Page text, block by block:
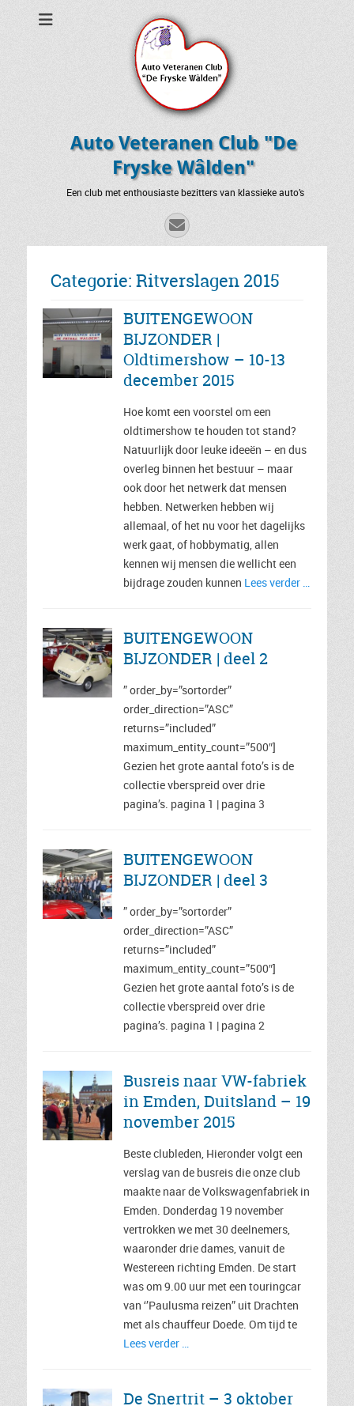
Auto Veteranen Club "De
Fryske Wâlden"
Een club met enthousiaste bezitters van klassieke auto’s
E-
mail
Categorie: Ritverslagen 2015
BUITENGEWOON
BIJZONDER |
Oldtimershow – 10-13
december 2015
Hoe komt een voorstel om een
oldtimershow te houden tot stand?
Natuurlijk door leuke ideeën – en dus
overleg binnen het bestuur – maar
ook door het netwerk dat mensen
hebben. Netwerken hebben wij
allemaal, of het nu voor het dagelijks
werk gaat, of hobbymatig, allen
kennen wij mensen die wellicht een
bijdrage zouden kunnen Lees verder …
BUITENGEWOON
BIJZONDER | deel 2
” order_by=”sortorder”
order_direction=”ASC”
returns=”included”
maximum_entity_count=”500″]
Gezien het grote aantal foto’s is de
collectie vberspreid over drie
pagina’s. pagina 1 | pagina 3
BUITENGEWOON
BIJZONDER | deel 3
” order_by=”sortorder”
order_direction=”ASC”
returns=”included”
maximum_entity_count=”500″]
Gezien het grote aantal foto’s is de
collectie vberspreid over drie
pagina’s. pagina 1 | pagina 2
Busreis naar VW-fabriek
in Emden, Duitsland – 19
november 2015
Beste clubleden, Hieronder volgt een
verslag van de busreis die onze club
maakte naar de Volkswagenfabriek in
Emden. Donderdag 19 november
vertrokken we met 30 deelnemers,
waaronder drie dames, vanuit de
Westereen richting Emden. De start
was om 9.00 uur met een touringcar
van ‘’Paulusma reizen” uit Drachten
met als chauffeur Doede. Om tijd te
Lees verder …
De Snertrit – 3 oktober